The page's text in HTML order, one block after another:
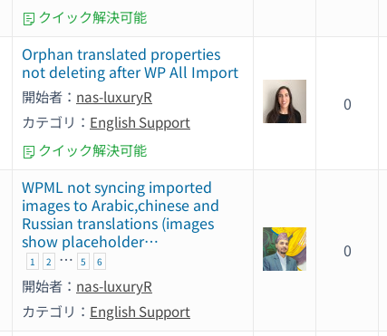
クイック解決可能
Orphan translated properties
not deleting after WP All Import
開始者： nas-luxuryR
カテゴリ： English Support
クイック解決可能
0
WPML not syncing imported
images to Arabic,chinese and
Russian translations (images
show placeholder…
1 2 … 5 6
開始者： nas-luxuryR
カテゴリ： English Support
0